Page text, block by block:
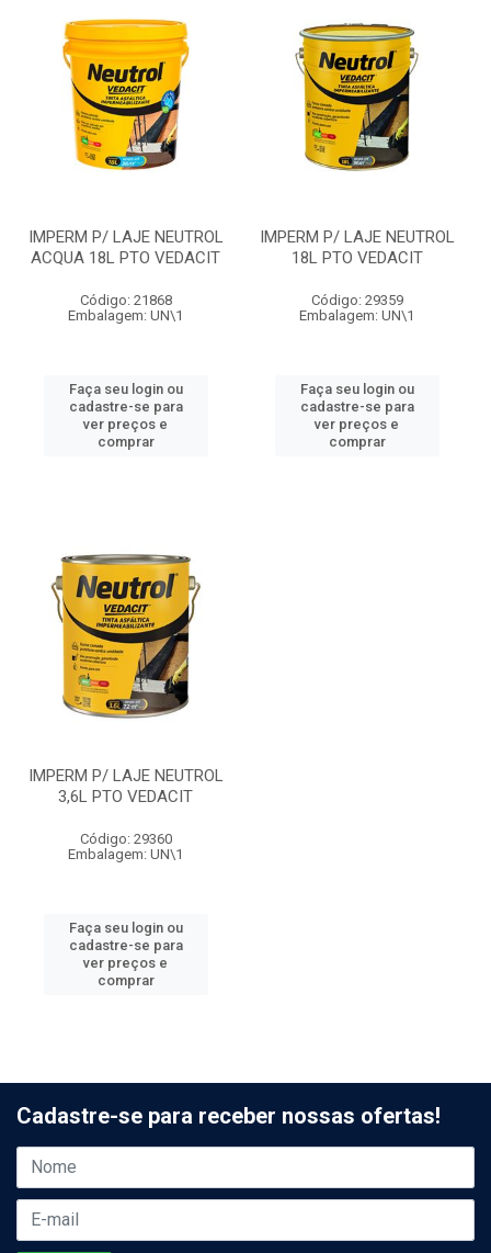
IMPERM P/ LAJE NEUTROL
ACQUA 18L PTO VEDACIT
Código: 21868
Embalagem: UN\1
Faça seu login ou
cadastre-se para
ver preços e
comprar
IMPERM P/ LAJE NEUTROL
18L PTO VEDACIT
Código: 29359
Embalagem: UN\1
Faça seu login ou
cadastre-se para
ver preços e
comprar
IMPERM P/ LAJE NEUTROL
3,6L PTO VEDACIT
Código: 29360
Embalagem: UN\1
Faça seu login ou
cadastre-se para
ver preços e
comprar
Cadastre-se para receber nossas ofertas!